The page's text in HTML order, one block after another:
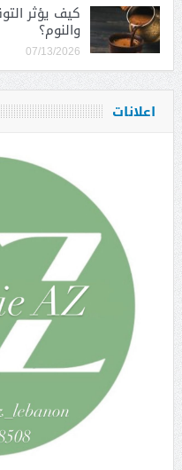
كيف يؤثر
والنوم؟
07/13/2026
اعلانات